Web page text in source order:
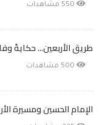
طريق الأربعين... حكايةُ
الإمام الحسين ومسيرة